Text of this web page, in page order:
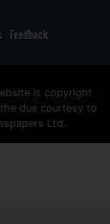
Feedback
is copyright
due courtesy to
Ltd.